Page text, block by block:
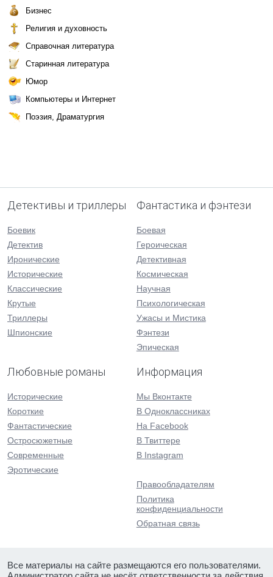
Бизнес
Религия и духовность
Справочная литература
Старинная литература
Юмор
Компьютеры и Интернет
Поэзия, Драматургия
Детективы и триллеры
Боевик
Детектив
Иронические
Исторические
Классические
Крутые
Триллеры
Шпионские
Фантастика и фэнтези
Боевая
Героическая
Детективная
Космическая
Научная
Психологическая
Ужасы и Мистика
Фэнтези
Эпическая
Любовные романы
Исторические
Короткие
Фантастические
Остросюжетные
Современные
Эротические
Информация
Мы Вконтакте
В Одноклассниках
На Facebook
В Твиттере
В Instagram
Правообладателям
Политика
конфиденциальности
Обратная связь
Все материалы на сайте размещаются его пользователями.